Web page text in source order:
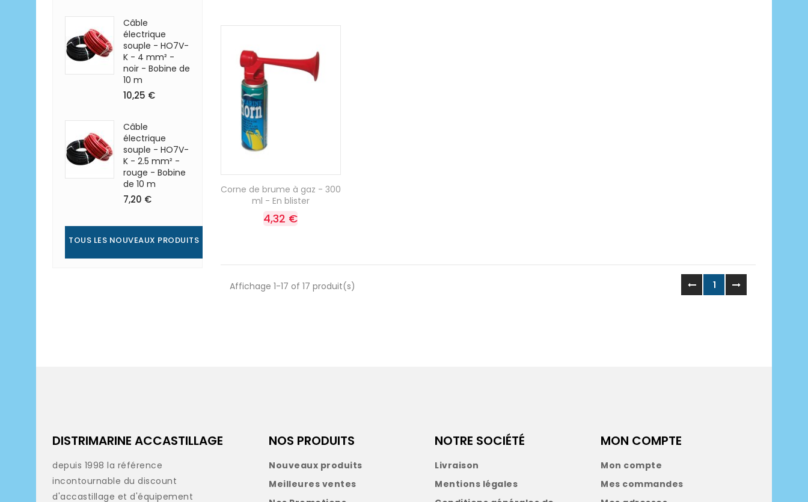
Câble
électrique
souple - HO7V-
K - 4 mm² -
noir - Bobine de
10 m
10,25 €
Câble
électrique
souple - HO7V-
K - 2.5 mm² -
rouge - Bobine
de 10 m
7,20 €
TOUS LES NOUVEAUX PRODUITS
Corne de brume à gaz - 300
ml - En blister
4,32 €
Affichage 1-17 of 17 produit(s) 1
DISTRIMARINE ACCASTILLAGE
depuis 1998 la référence
incontournable du discount
d'accastillage et d'équipement
NOS PRODUITS
Nouveaux produits
Meilleures ventes
NOTRE SOCIÉTÉ
Livraison
Mentions légales
MON COMPTE
Mon compte
Mes commandes